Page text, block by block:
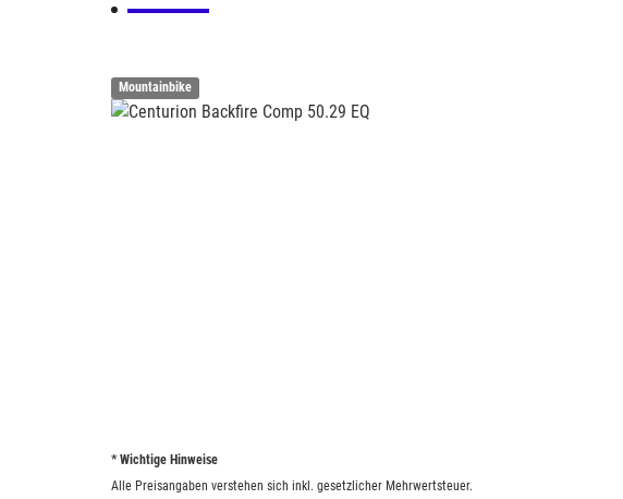
Mountainbike
* Wichtige Hinweise
Alle Preisangaben verstehen sich inkl. gesetzlicher Mehrwertsteuer.